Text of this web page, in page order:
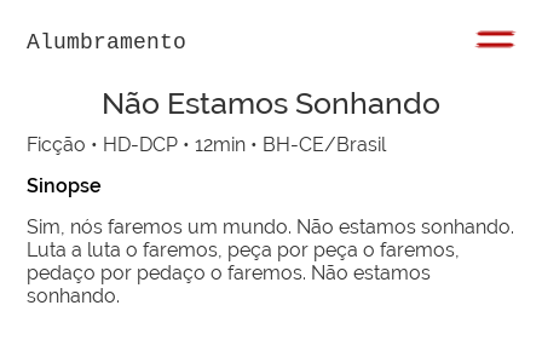
Alumbramento
Não Estamos Sonhando
Ficção • HD-DCP • 12min • BH-CE/Brasil
Sinopse
Sim, nós faremos um mundo. Não estamos sonhando.
Luta a luta o faremos, peça por peça o faremos,
pedaço por pedaço o faremos. Não estamos
sonhando.